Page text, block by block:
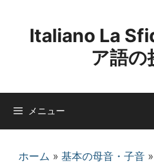
へ
キ
Italiano La
ア語の
メニュー
ホーム » 基本の母音・子音 »